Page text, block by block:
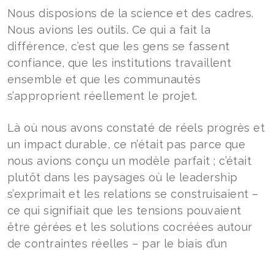
Nous disposions de la science et des cadres.
Nous avions les outils. Ce qui a fait la
différence, c’est que les gens se fassent
confiance, que les institutions travaillent
ensemble et que les communautés
s’approprient réellement le projet.
Là où nous avons constaté de réels progrès et
un impact durable, ce n’était pas parce que
nous avions conçu un modèle parfait ; c’était
plutôt dans les paysages où le leadership
s’exprimait et les relations se construisaient –
ce qui signifiait que les tensions pouvaient
être gérées et les solutions cocréées autour
de contraintes réelles – par le biais d’un